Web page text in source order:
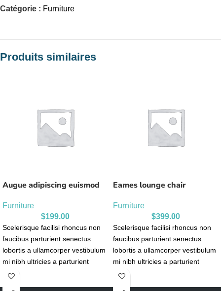
Catégorie : Furniture
Produits similaires
Augue adipiscing euismod
Furniture
$199.00
Scelerisque facilisi rhoncus non
faucibus parturient senectus
lobortis a ullamcorper vestibulum
mi nibh ultricies a parturient
gravida a vestibulum leo sem in.
Eames lounge chair
Furniture
$399.00
Scelerisque facilisi rhoncus non
faucibus parturient senectus
lobortis a ullamcorper vestibulum
mi nibh ultricies a parturient
gravida a vestibulum leo sem in.